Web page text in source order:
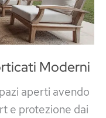
Moderni
aperti avendo
e protezione dai